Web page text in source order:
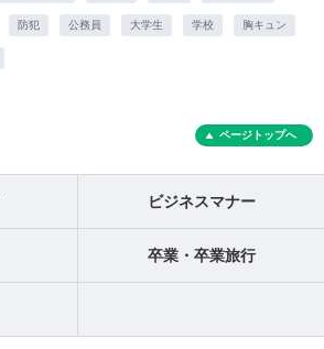
防犯 公務員 大学生 学校 胸キュン
ページトップへ
ビジネスマナー
卒業・卒業旅行